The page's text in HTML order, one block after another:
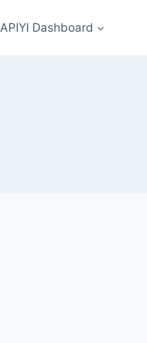
APIYI Dashboard